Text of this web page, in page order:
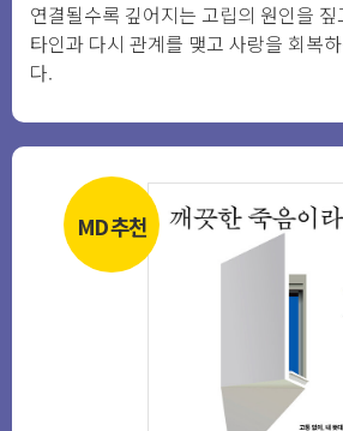
연결될수록 깊어지는 고립의 원인을
타인과 다시 관계를 맺고 사랑을 회복
다.
MD 추천